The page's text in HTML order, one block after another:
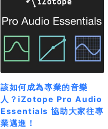
該如何成為專業的音樂
人？iZotope Pro Audio
Essentials 協助大家往專
業邁進！